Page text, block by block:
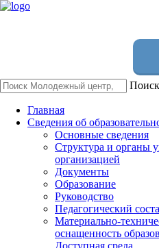
Главная
Сведения об
Основные сведения
Структура и органы
организацией
Документы
Образование
Руководство
Педагогический
Материально-
оснащенность
Доступная среда